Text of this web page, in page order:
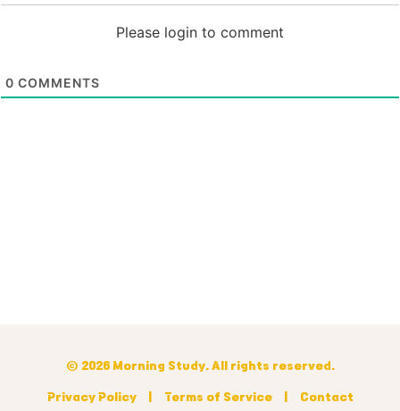
Please login to comment
0 COMMENTS
© 2026 Morning Study. All rights reserved.
Privacy Policy Terms of Service Contact